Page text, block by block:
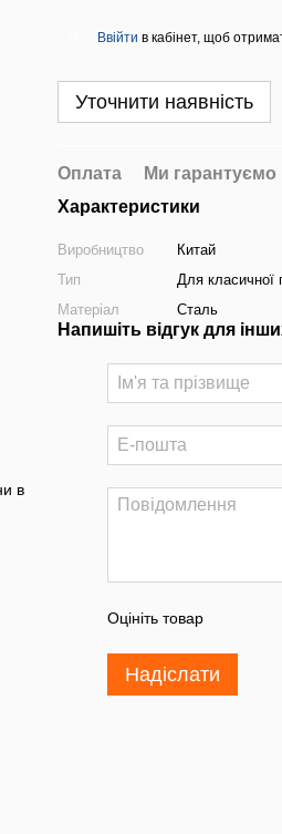
в
Ввійти в кабінет, щоб
Уточнити наявність
Оплата Ми гарантуємо
Характеристики
Виробництво
Китай
Тип
Для класичної
Матеріал
Сталь
Напишіть відгук для
Оцініть товар
Надіслати